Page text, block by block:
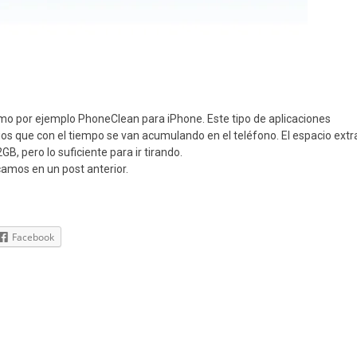
por ejemplo PhoneClean para iPhone. Este tipo de aplicaciones
que con el tiempo se van acumulando en el teléfono. El espacio
pero lo suficiente para ir tirando.
en un post anterior.
Facebook